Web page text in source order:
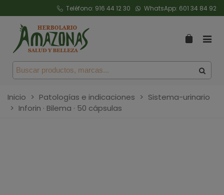
Teléfono: 916 44 12 30 WhatsApp: 601 34 84 92
Inicio > Patologías e indicaciones > Sistema-urinario
> Inforin · Bilema · 50 cápsulas